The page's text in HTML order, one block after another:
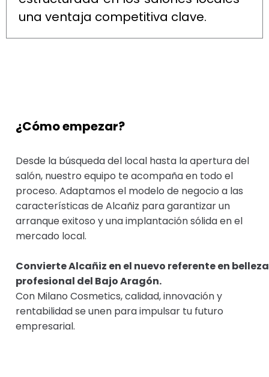
una ventaja competitiva clave.
¿Cómo empezar?
Desde la búsqueda del local hasta la apertura del
salón, nuestro equipo te acompaña en todo el
proceso. Adaptamos el modelo de negocio a las
características de Alcañiz para garantizar un
arranque exitoso y una implantación sólida en el
mercado local.
Convierte Alcañiz en el nuevo referente en belleza
profesional del Bajo Aragón.
Con Milano Cosmetics, calidad, innovación y
rentabilidad se unen para impulsar tu futuro
empresarial.